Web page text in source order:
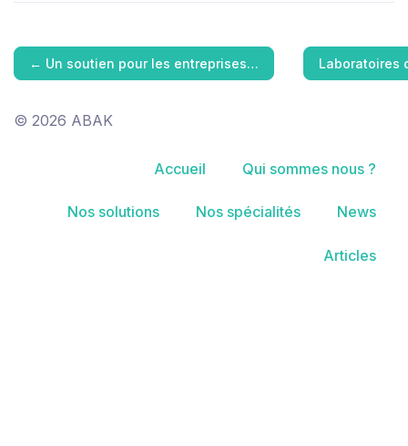
← Un soutien pour les entreprises… Laboratoires
© 2026 ABAK
Accueil Qui sommes nous ?
Nos solutions Nos spécialités News
Articles